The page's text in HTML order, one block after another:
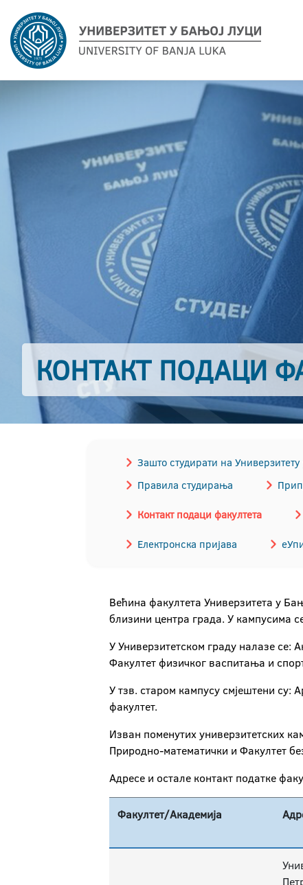
КОНТАКТ ПОДАЦИ
Зашто студирати на
Правила студирања
Контакт подаци факултета
Електронска пријава
Већина факултета Универзитета у
близини центра града. У кампусима
У Универзитетском граду налазе се:
Факултет физичког васпитања и
У тзв. старом кампусу смјештени су:
факултет.
Изван поменутих универзитетских
Природно-математички и Факултет
Адресе и остале контакт податке
Факултет/Академија